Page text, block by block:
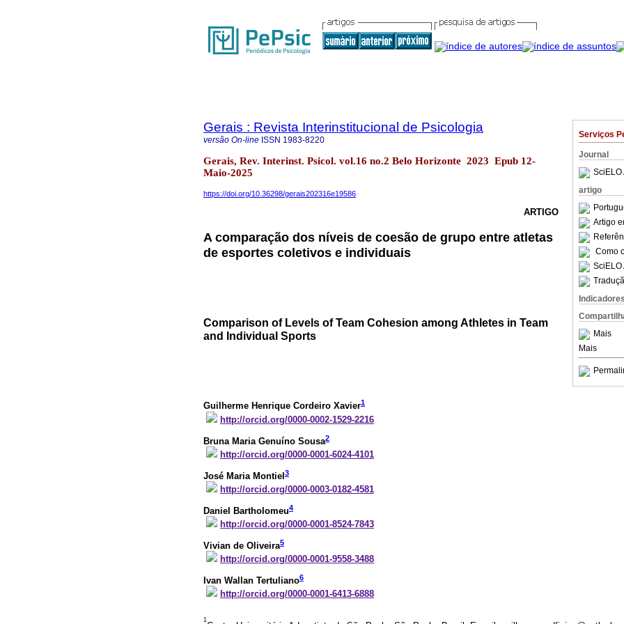
Serviços
Journal
SciELO
artigo
Artigo
Como
SciELO
Indicadores
Mais
Mais
Gerais : Revista Interinstitucional de Psicologia
versão On-line ISSN 1983-8220
Gerais, Rev. Interinst. Psicol. vol.16 no.2 Belo Horizonte 2023 Epub 12-
Maio-2025
https://doi.org/10.36298/gerais202316e19586
ARTIGO
A comparação dos níveis de coesão de grupo entre atletas
de esportes coletivos e individuais
Comparison of Levels of Team Cohesion among Athletes in Team
and Individual Sports
Guilherme Henrique Cordeiro Xavier1
http://orcid.org/0000-0002-1529-2216
Bruna Maria Genuíno Sousa2
http://orcid.org/0000-0001-6024-4101
José Maria Montiel 3
http://orcid.org/0000-0003-0182-4581
Daniel Bartholomeu4
http://orcid.org/0000-0001-8524-7843
Vivian de Oliveira5
http://orcid.org/0000-0001-9558-3488
Ivan Wallan Tertuliano6
http://orcid.org/0000-0001-6413-6888
1